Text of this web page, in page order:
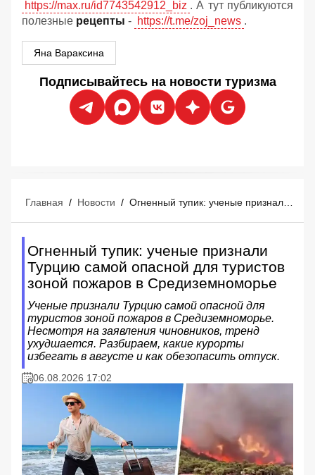
https://max.ru/id7743542912_biz . А тут публикуются
полезные рецепты - https://t.me/zoj_news .
Яна Вараксина
Подписывайтесь на новости туризма
Главная / Новости /
Огненный тупик: ученые признали
Турцию самой опасной для туристов
зоной пожаров в Средиземноморье
Ученые признали Турцию самой опасной для
туристов зоной пожаров в Средиземноморье.
Несмотря на заявления чиновников, тренд
ухудшается. Разбираем, какие курорты
избегать в августе и как обезопасить отпуск.
06.08.2026 17:02